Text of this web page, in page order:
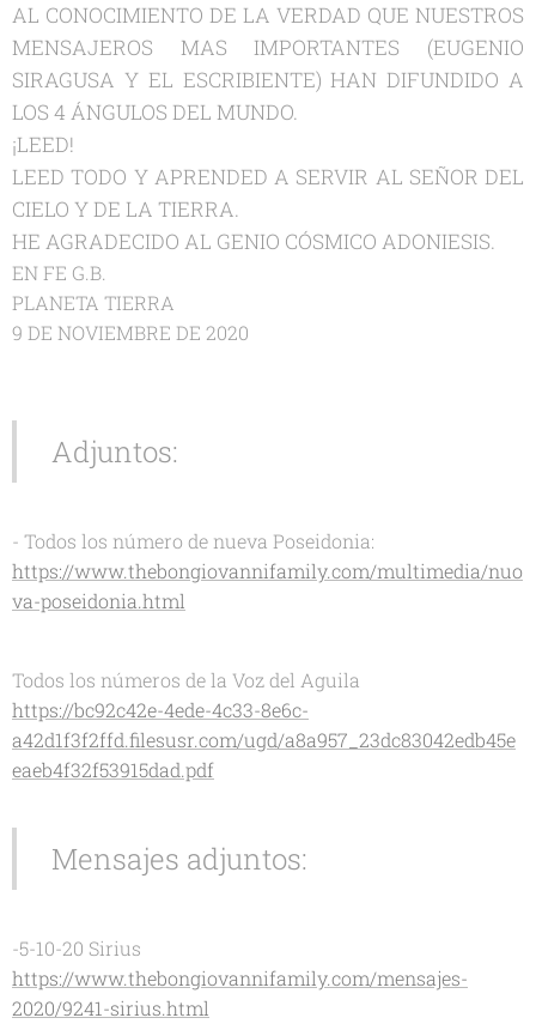
AL CONOCIMIENTO DE LA VERDAD QUE NUESTROS
MENSAJEROS MAS IMPORTANTES (EUGENIO
SIRAGUSA Y EL ESCRIBIENTE) HAN DIFUNDIDO A
LOS 4 ÁNGULOS DEL MUNDO.
¡LEED!
LEED TODO Y APRENDED A SERVIR AL SEÑOR DEL
CIELO Y DE LA TIERRA.
HE AGRADECIDO AL GENIO CÓSMICO ADONIESIS.
EN FE G.B.
PLANETA TIERRA
9 DE NOVIEMBRE DE 2020
Adjuntos:
- Todos los número de nueva Poseidonia:
https://www.thebongiovannifamily.com/multimedia/nuo
va-poseidonia.html
Todos los números de la Voz del Aguila
https://bc92c42e-4ede-4c33-8e6c-
a42d1f3f2ffd.filesusr.com/ugd/a8a957_23dc83042edb45e
eaeb4f32f53915dad.pdf
Mensajes adjuntos:
-5-10-20 Sirius
https://www.thebongiovannifamily.com/mensajes-
2020/9241-sirius.html